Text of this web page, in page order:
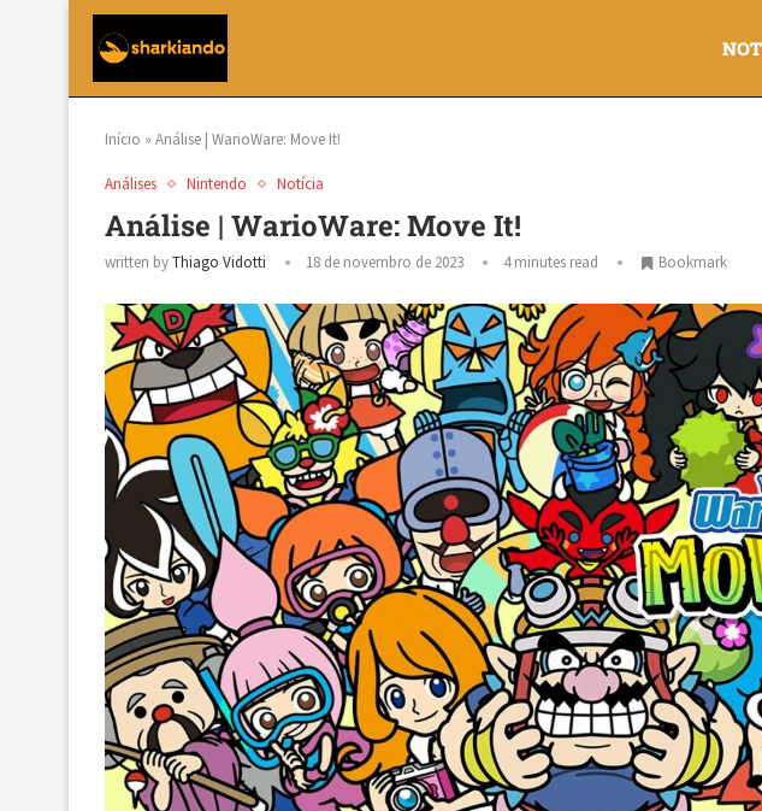
Início » Análise | WarioWare: Move It!
Análises Nintendo Notícia
Análise | WarioWare: Move It!
written byThiago Vidotti 18 de novembro de 2023 4 minutes read Bookmark